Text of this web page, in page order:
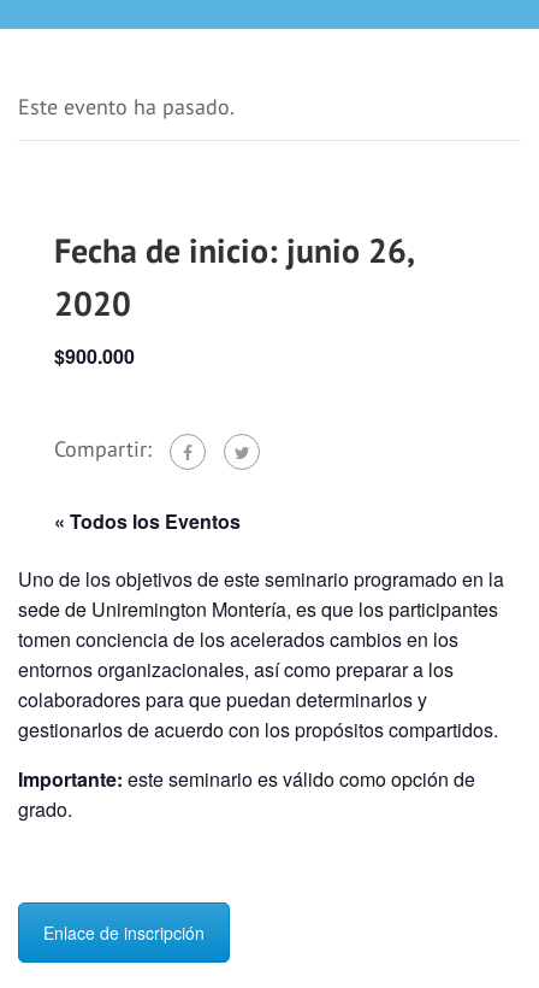
Este evento ha pasado.
junio 26,
2020
$900.000
Compartir:
« Todos los Eventos
Uno de los objetivos de este seminario programado en la
sede de Uniremington Montería, es que los participantes
tomen conciencia de los acelerados cambios en los
entornos organizacionales, así como preparar a los
colaboradores para que puedan determinarlos y
gestionarlos de acuerdo con los propósitos compartidos.
Importante: este seminario es válido como opción de
grado.
Enlace de inscripción